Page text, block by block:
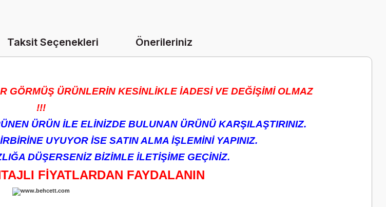
Taksit Seçenekleri Önerileriniz
GÖRMÜŞ ÜRÜNLERİN KESİNLİKLE İADESİ VE DEĞİŞİMİ OLMAZ
!!!
ÜRÜN İLE ELİNİZDE BULUNAN ÜRÜNÜ KARŞILAŞTIRINIZ.
UYUYOR İSE SATIN ALMA İŞLEMİNİ YAPINIZ.
DÜŞERSENİZ BİZİMLE İLETİŞİME GEÇİNİZ.
FİYATLARDAN FAYDALANIN